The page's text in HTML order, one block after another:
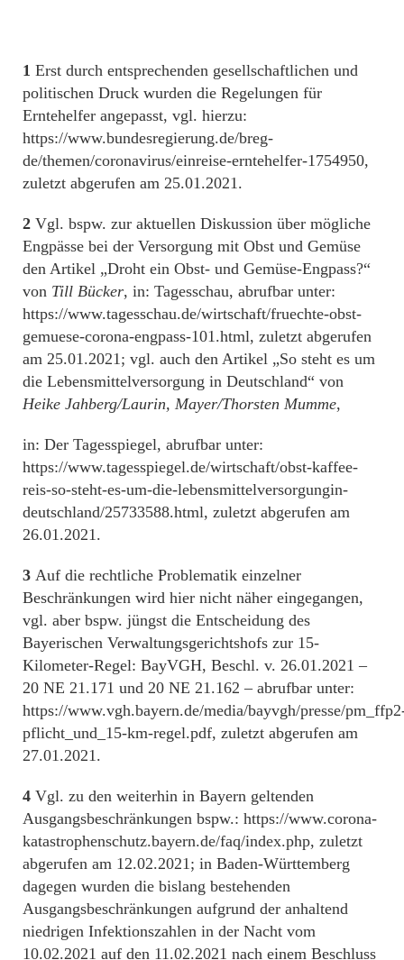
1 Erst durch entsprechenden gesellschaftlichen und
politischen Druck wurden die Regelungen für
Erntehelfer angepasst, vgl. hierzu:
https://www.bundesregierung.de/breg-
de/themen/coronavirus/einreise-erntehelfer-1754950,
zuletzt abgerufen am 25.01.2021.
2 Vgl. bspw. zur aktuellen Diskussion über mögliche
Engpässe bei der Versorgung mit Obst und Gemüse
den Artikel „Droht ein Obst- und Gemüse-Engpass?“
von Till Bücker, in: Tagesschau, abrufbar unter:
https://www.tagesschau.de/wirtschaft/fruechte-obst-
gemuese-corona-engpass-101.html, zuletzt abgerufen
am 25.01.2021; vgl. auch den Artikel „So steht es um
die Lebensmittelversorgung in Deutschland“ von
Heike Jahberg/Laurin, Mayer/Thorsten Mumme,
in: Der Tagesspiegel, abrufbar unter:
https://www.tagesspiegel.de/wirtschaft/obst-kaffee-
reis-so-steht-es-um-die-lebensmittelversorgungin-
deutschland/25733588.html, zuletzt abgerufen am
26.01.2021.
3 Auf die rechtliche Problematik einzelner
Beschränkungen wird hier nicht näher eingegangen,
vgl. aber bspw. jüngst die Entscheidung des
Bayerischen Verwaltungsgerichtshofs zur 15-
Kilometer-Regel: BayVGH, Beschl. v. 26.01.2021 –
20 NE 21.171 und 20 NE 21.162 – abrufbar unter:
https://www.vgh.bayern.de/media/bayvgh/presse/
pflicht_und_15-km-regel.pdf, zuletzt abgerufen am
27.01.2021.
4 Vgl. zu den weiterhin in Bayern geltenden
Ausgangsbeschränkungen bspw.: https://www.corona-
katastrophenschutz.bayern.de/faq/index.php, zuletzt
abgerufen am 12.02.2021; in Baden-Württemberg
dagegen wurden die bislang bestehenden
Ausgangsbeschränkungen aufgrund der anhaltend
niedrigen Infektionszahlen in der Nacht vom
10.02.2021 auf den 11.02.2021 nach einem Beschluss